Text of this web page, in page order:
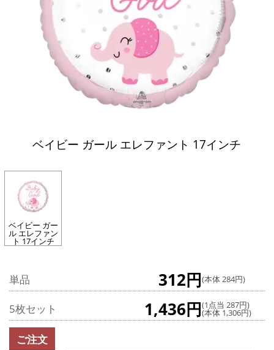
ベイビー ガール エレファント 17インチ
ベイビー ガー
ル エレファン
ト 17インチ
単品 312円(本体 284円)
5枚セット 1,436円(1点当 287円)
(本体 1,306円)
ご注文